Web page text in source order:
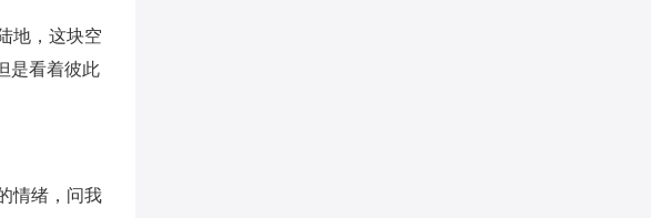
地，这块空
是看着彼此
情绪，问我